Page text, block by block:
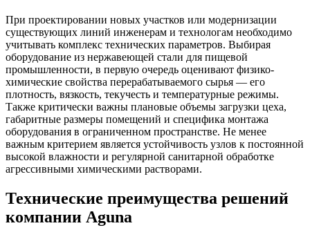
При проектировании новых участков или модернизации
существующих линий инженерам и технологам необходимо
учитывать комплекс технических параметров. Выбирая
оборудование из нержавеющей стали для пищевой
промышленности, в первую очередь оценивают физико-
химические свойства перерабатываемого сырья — его
плотность, вязкость, текучесть и температурные режимы.
Также критически важны плановые объемы загрузки цеха,
габаритные размеры помещений и специфика монтажа
оборудования в ограниченном пространстве. Не менее
важным критерием является устойчивость узлов к постоянной
высокой влажности и регулярной санитарной обработке
агрессивными химическими растворами.
Технические преимущества решений
компании Aguna